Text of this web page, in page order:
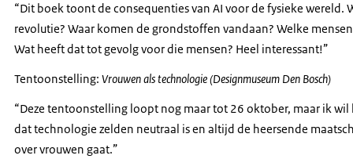
“Dit boek toont de consequenties van AI voor de fysieke wereld.
revolutie? Waar komen de grondstoffen vandaan? Welke
Wat heeft dat tot gevolg voor die mensen? Heel interessant!”
Tentoonstelling: Vrouwen als technologie (Designmuseum Den Bosch)
“Deze tentoonstelling loopt nog maar tot 26 oktober, maar ik
dat technologie zelden neutraal is en altijd de heersende
over vrouwen gaat.”